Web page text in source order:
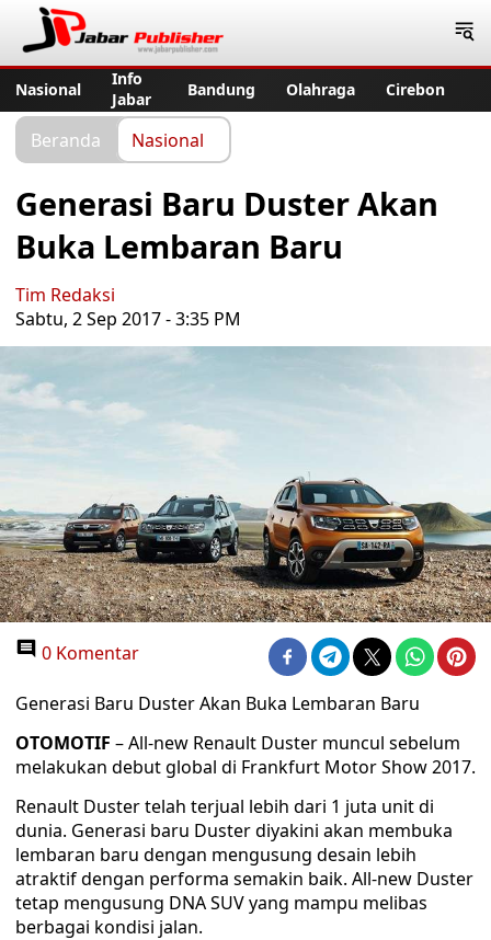
Nasional
Info
Jabar
Bandung Olahraga Cirebon
Beranda Nasional
Generasi Baru Duster Akan
Buka Lembaran Baru
Tim Redaksi
Sabtu, 2 Sep 2017 - 3:35 PM
0 Komentar
Generasi Baru Duster Akan Buka Lembaran Baru
OTOMOTIF – All-new Renault Duster muncul sebelum
melakukan debut global di Frankfurt Motor Show 2017.
Renault Duster telah terjual lebih dari 1 juta unit di
dunia. Generasi baru Duster diyakini akan membuka
lembaran baru dengan mengusung desain lebih
atraktif dengan performa semakin baik. All-new Duster
tetap mengusung DNA SUV yang mampu melibas
berbagai kondisi jalan.